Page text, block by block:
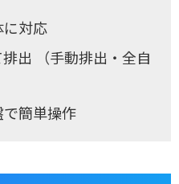
対応
出 （手動排出・全自
簡単操作